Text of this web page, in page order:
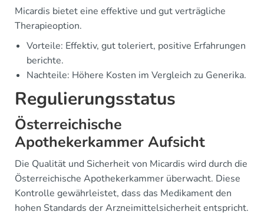
Micardis bietet eine effektive und gut verträgliche
Therapieoption.
Vorteile: Effektiv, gut toleriert, positive Erfahrungen
berichte.
Nachteile: Höhere Kosten im Vergleich zu Generika.
Regulierungsstatus
Österreichische
Apothekerkammer Aufsicht
Die Qualität und Sicherheit von Micardis wird durch die
Österreichische Apothekerkammer überwacht. Diese
Kontrolle gewährleistet, dass das Medikament den
hohen Standards der Arzneimittelsicherheit entspricht.